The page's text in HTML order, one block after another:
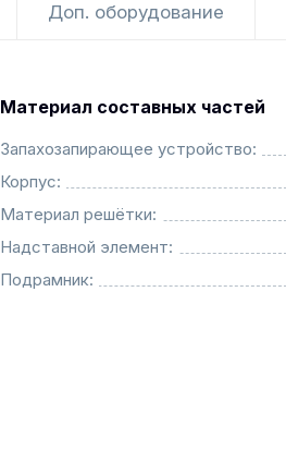
Доп. оборудование
Материал составных частей
Запахозапирающее устройство:
Корпус:
Материал решётки:
Надставной элемент:
Подрамник: